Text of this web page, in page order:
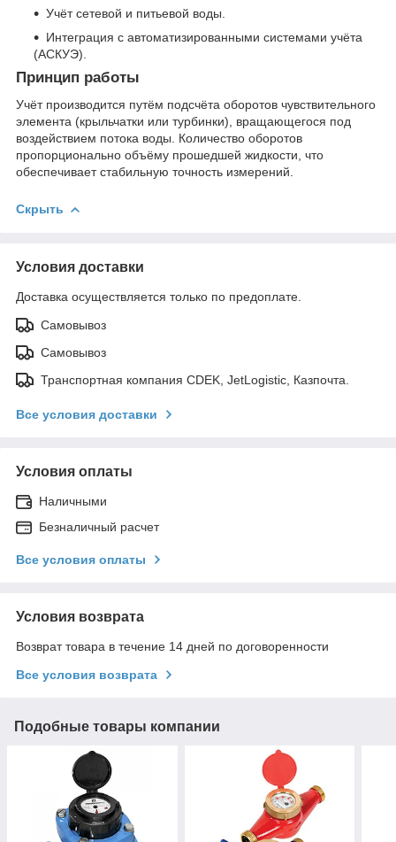
Учёт сетевой и питьевой воды.
Интеграция с автоматизированными системами учёта
(АСКУЭ).
Принцип работы
Учёт производится путём подсчёта оборотов чувствительного
элемента (крыльчатки или турбинки), вращающегося под
воздействием потока воды. Количество оборотов
пропорционально объёму прошедшей жидкости, что
обеспечивает стабильную точность измерений.
Скрыть
Условия доставки
Доставка осуществляется только по предоплате.
Самовывоз
Самовывоз
Транспортная компания CDEK, JetLogistic, Казпочта.
Все условия доставки
Условия оплаты
Наличными
Безналичный расчет
Все условия оплаты
Условия возврата
Возврат товара в течение 14 дней по договоренности
Все условия возврата
Подобные товары компании